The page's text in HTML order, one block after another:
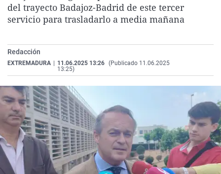
La rosa de los vientos
Gente viajera
Como el perro y el
Caso
Retornados
Equipo de
Operación Viuda
Extremadura
Galicia
La Rioja
Navarra
País Vasco
Virales
Televisión
Elecciones
del trayecto Badajoz-Badrid de este tercer
servicio para trasladarlo a media mañana
Redacción
EXTREMADURA 11.06.2025 13:26 (Publicado 11.06.2025
13:25)